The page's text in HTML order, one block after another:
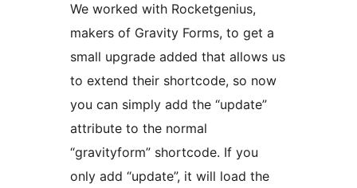
We worked with Rocketgenius,
makers of Gravity Forms, to get a
small upgrade added that allows us
to extend their shortcode, so now
you can simply add the “update”
attribute to the normal
“gravityform” shortcode. If you
only add “update”, it will load the